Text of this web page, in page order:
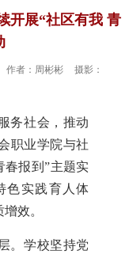
开展“社区有我 青
作者：周彬彬
摄影：
务社会，推动
职业学院与社
春报到”主题实
色实践育人体
效。
。学校坚持党